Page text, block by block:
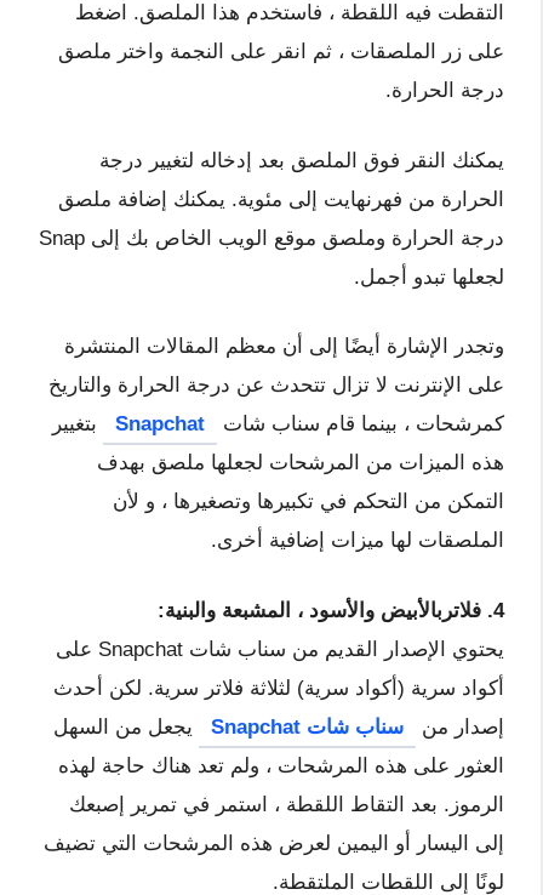
التقطت فيه اللقطة ، فاستخدم هذا الملصق. اضغط
على زر الملصقات ، ثم انقر على النجمة واختر ملصق
درجة الحرارة.
يمكنك النقر فوق الملصق بعد إدخاله لتغيير درجة
الحرارة من فهرنهايت إلى مئوية. يمكنك إضافة ملصق
درجة الحرارة وملصق موقع الويب الخاص بك إلى Snap
لجعلها تبدو أجمل.
وتجدر الإشارة أيضًا إلى أن معظم المقالات المنتشرة
على الإنترنت لا تزال تتحدث عن درجة الحرارة والتاريخ
كمرشحات ، بينما قام سناب شات
Snapchat
بتغيير
هذه الميزات من المرشحات لجعلها ملصق بهدف
التمكن من التحكم في تكبيرها وتصغيرها ، و لأن
الملصقات لها ميزات إضافية أخرى.
4. فلاتربالأبيض والأسود ، المشبعة والبنية:
يحتوي الإصدار القديم من سناب شات Snapchat على
أكواد سرية (أكواد سرية) لثلاثة فلاتر سرية. لكن أحدث
إصدار من
سناب شات Snapchat
يجعل من السهل
العثور على هذه المرشحات ، ولم تعد هناك حاجة لهذه
الرموز. بعد التقاط اللقطة ، استمر في تمرير إصبعك
إلى اليسار أو اليمين لعرض هذه المرشحات التي تضيف
لونًا إلى اللقطات الملتقطة.